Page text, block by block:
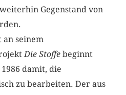
Gegenstand von
an seinem
Die Stoffe beginnt
damit, die
zu bearbeiten. Der aus